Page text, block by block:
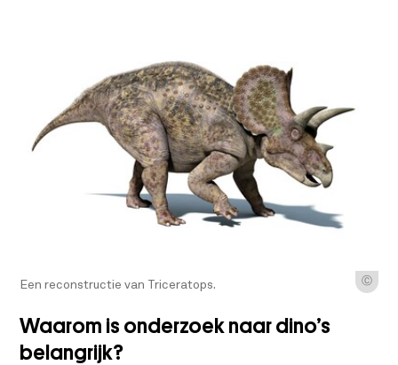
Ⓒ
Een reconstructie van Triceratops.
Waarom is onderzoek naar dino’s
belangrijk?